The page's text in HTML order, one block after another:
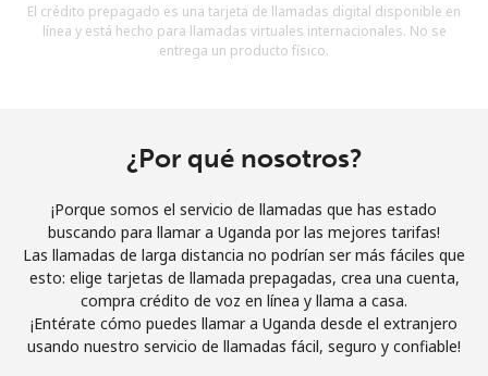
Al abrir una cuenta en este sitio web, estoy de acuerdo con
Términos y condiciones.
Únete
¡Hola!
El crédito prepagado es una tarjeta de llamadas digital disponible en
línea y está hecho para llamadas virtuales internacionales. No se
entrega un producto físico.
¿Por qué nosotros?
¡Porque somos el servicio de llamadas que has estado
buscando para llamar a Uganda por las mejores tarifas!
Las llamadas de larga distancia no podrían ser más fáciles que
esto: elige tarjetas de llamada prepagadas, crea una cuenta,
compra crédito de voz en línea y llama a casa.
¡Entérate cómo puedes llamar a Uganda desde el extranjero
usando nuestro servicio de llamadas fácil, seguro y confiable!